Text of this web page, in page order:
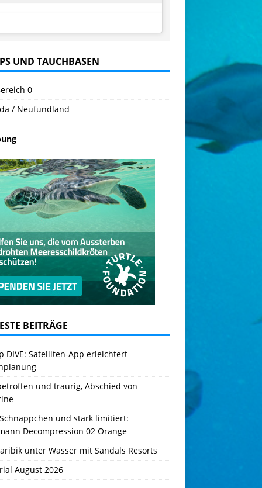
UND TAUCHBASEN
0
/ Neufundland
BEITRÄGE
DIVE: Satelliten-App erleichtert
und traurig, Abschied von
und stark limitiert:
Decompression 02 Orange
unter Wasser mit Sandals Resorts
August 2026